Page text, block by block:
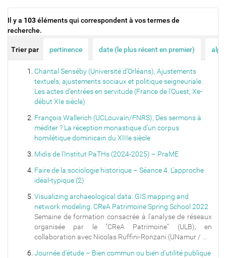
Il y a 103éléments qui correspondent à vos termes de
recherche.
Trier par pertinence date (le plus récent en premier)
Chantal Senséby (Université d’Orléans), Ajustements
textuels, ajustements sociaux et politique seigneuriale.
Les actes d’entrées en servitude (France de l’Ouest, Xe-
début XIe siècle)
François Wallerich (UCLouvain/FNRS), Des sermons à
méditer ? La réception monastique d’un corpus
homilétique dominicain du XIIIe siècle
Midis de l'Institut PaTHs (2024-2025) – PraME
Faire de la sociologie historique – Séance 4. L’approche
idéal-typique (2)
Visualizing archaeological data: GIS mapping and
network modeling. CReA Patrimoine Spring School 2022
Semaine de formation consacrée à l'analyse de réseaux
organisée par le "CReA Patrimoine" (ULB), en
collaboration avec Nicolas Ruffini-Ronzani (UNamur / ...
Journée d'étude – Bien commun ou bien d'utilité publique